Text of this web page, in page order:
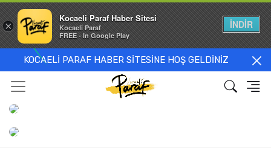
KOCAELİ PARAF HABER SİTESİNE HOŞ GELDİNİZ
×
Kocaeli Paraf Haber Sitesi
Kocaeli Paraf
FREE - In Google Play
İNDİR